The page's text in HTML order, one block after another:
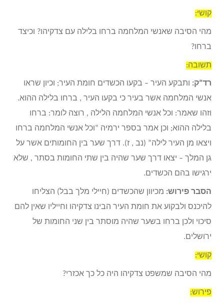
קושי:
מהי הסיבה שאנשי המלחמה ברחו בלילה עם צדקיהו? וכיצד
ברחו?
תשובה:
רד”ק: ותבקע העיר – בקעו הכשדים חומת העיר; וכיון שראו
אנשי המלחמה אשר בעיר כי בקעו העיר , ברחו בלילה ההוא.
וזהו שאמר: וכל אנשי המלחמה הלילה , רוצה לומר: ברחו
בלילה ההוא; וכן אמר בספר ירמיה “וכל אנשי המלחמה ברחו
ויצאו מן העיר לילה” (נב , ז). דרך שער בין החומותים אשר על
גן המלך – יצאו דרך שער שהיה בין שתי החומות בסתר , שלא
ירגישו בהם הכשדים.
הסבר פירוש: מכיוון שהכשדים (חיילי מלך בבל) הצליחו
להיכנס ולבקוע את חומת העיר הבינו צדקיהו וחייליו שאין להם
סיכוי ולכן ברחו בשער שהיה מוסתר בין שני החומות של
ירושלים.
קושי:
מהי הסיבה שמשפט צדקיהו היה כל כך אכזרי?
פירוש: